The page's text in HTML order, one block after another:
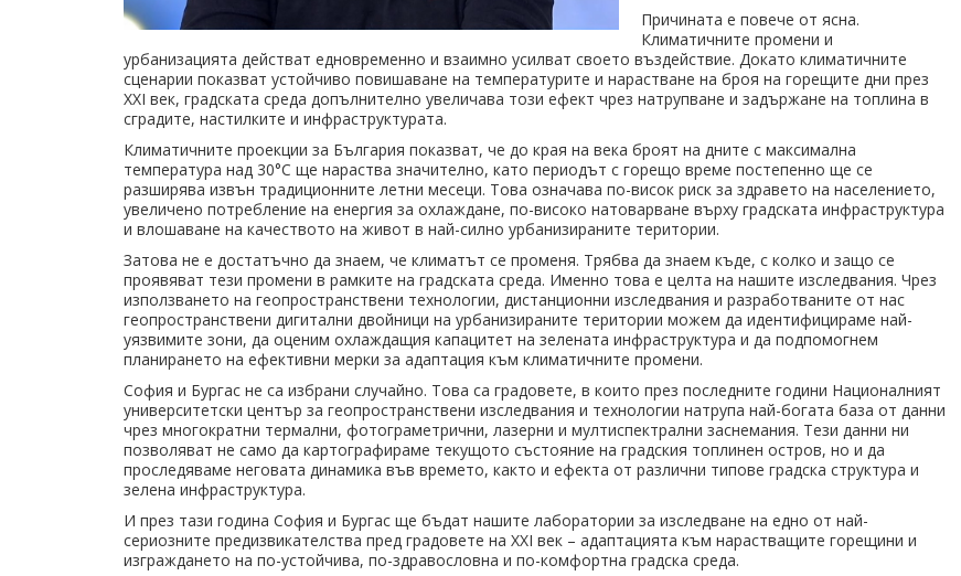
Причината е повече от ясна.
Климатичните промени и
урбанизацията действат едновременно и взаимно усилват своето въздействие. Докато климатичните
сценарии показват устойчиво повишаване на температурите и нарастване на броя на горещите дни през
XXI век, градската среда допълнително увеличава този ефект чрез натрупване и задържане на топлина в
сградите, настилките и инфраструктурата.
Климатичните проекции за България показват, че до края на века броят на дните с максимална
температура над 30°C ще нараства значително, като периодът с горещо време постепенно ще се
разширява извън традиционните летни месеци. Това означава по-висок риск за здравето на населението,
увеличено потребление на енергия за охлаждане, по-високо натоварване върху градската инфраструктура
и влошаване на качеството на живот в най-силно урбанизираните територии.
Затова не е достатъчно да знаем, че климатът се променя. Трябва да знаем къде, с колко и защо се
проявяват тези промени в рамките на градската среда. Именно това е целта на нашите изследвания. Чрез
използването на геопространствени технологии, дистанционни изследвания и разработваните от нас
геопространствени дигитални двойници на урбанизираните територии можем да идентифицираме най-
уязвимите зони, да оценим охлаждащия капацитет на зелената инфраструктура и да подпомогнем
планирането на ефективни мерки за адаптация към климатичните промени.
София и Бургас не са избрани случайно. Това са градовете, в които през последните години Националният
университетски център за геопространствени изследвания и технологии натрупа най-богата база от данни
чрез многократни термални, фотограметрични, лазерни и мултиспектрални заснемания. Тези данни ни
позволяват не само да картографираме текущото състояние на градския топлинен остров, но и да
проследяваме неговата динамика във времето, както и ефекта от различни типове градска структура и
зелена инфраструктура.
И през тази година София и Бургас ще бъдат нашите лаборатории за изследване на едно от най-
сериозните предизвикателства пред градовете на XXI век – адаптацията към нарастващите горещини и
изграждането на по-устойчива, по-здравословна и по-комфортна градска среда.